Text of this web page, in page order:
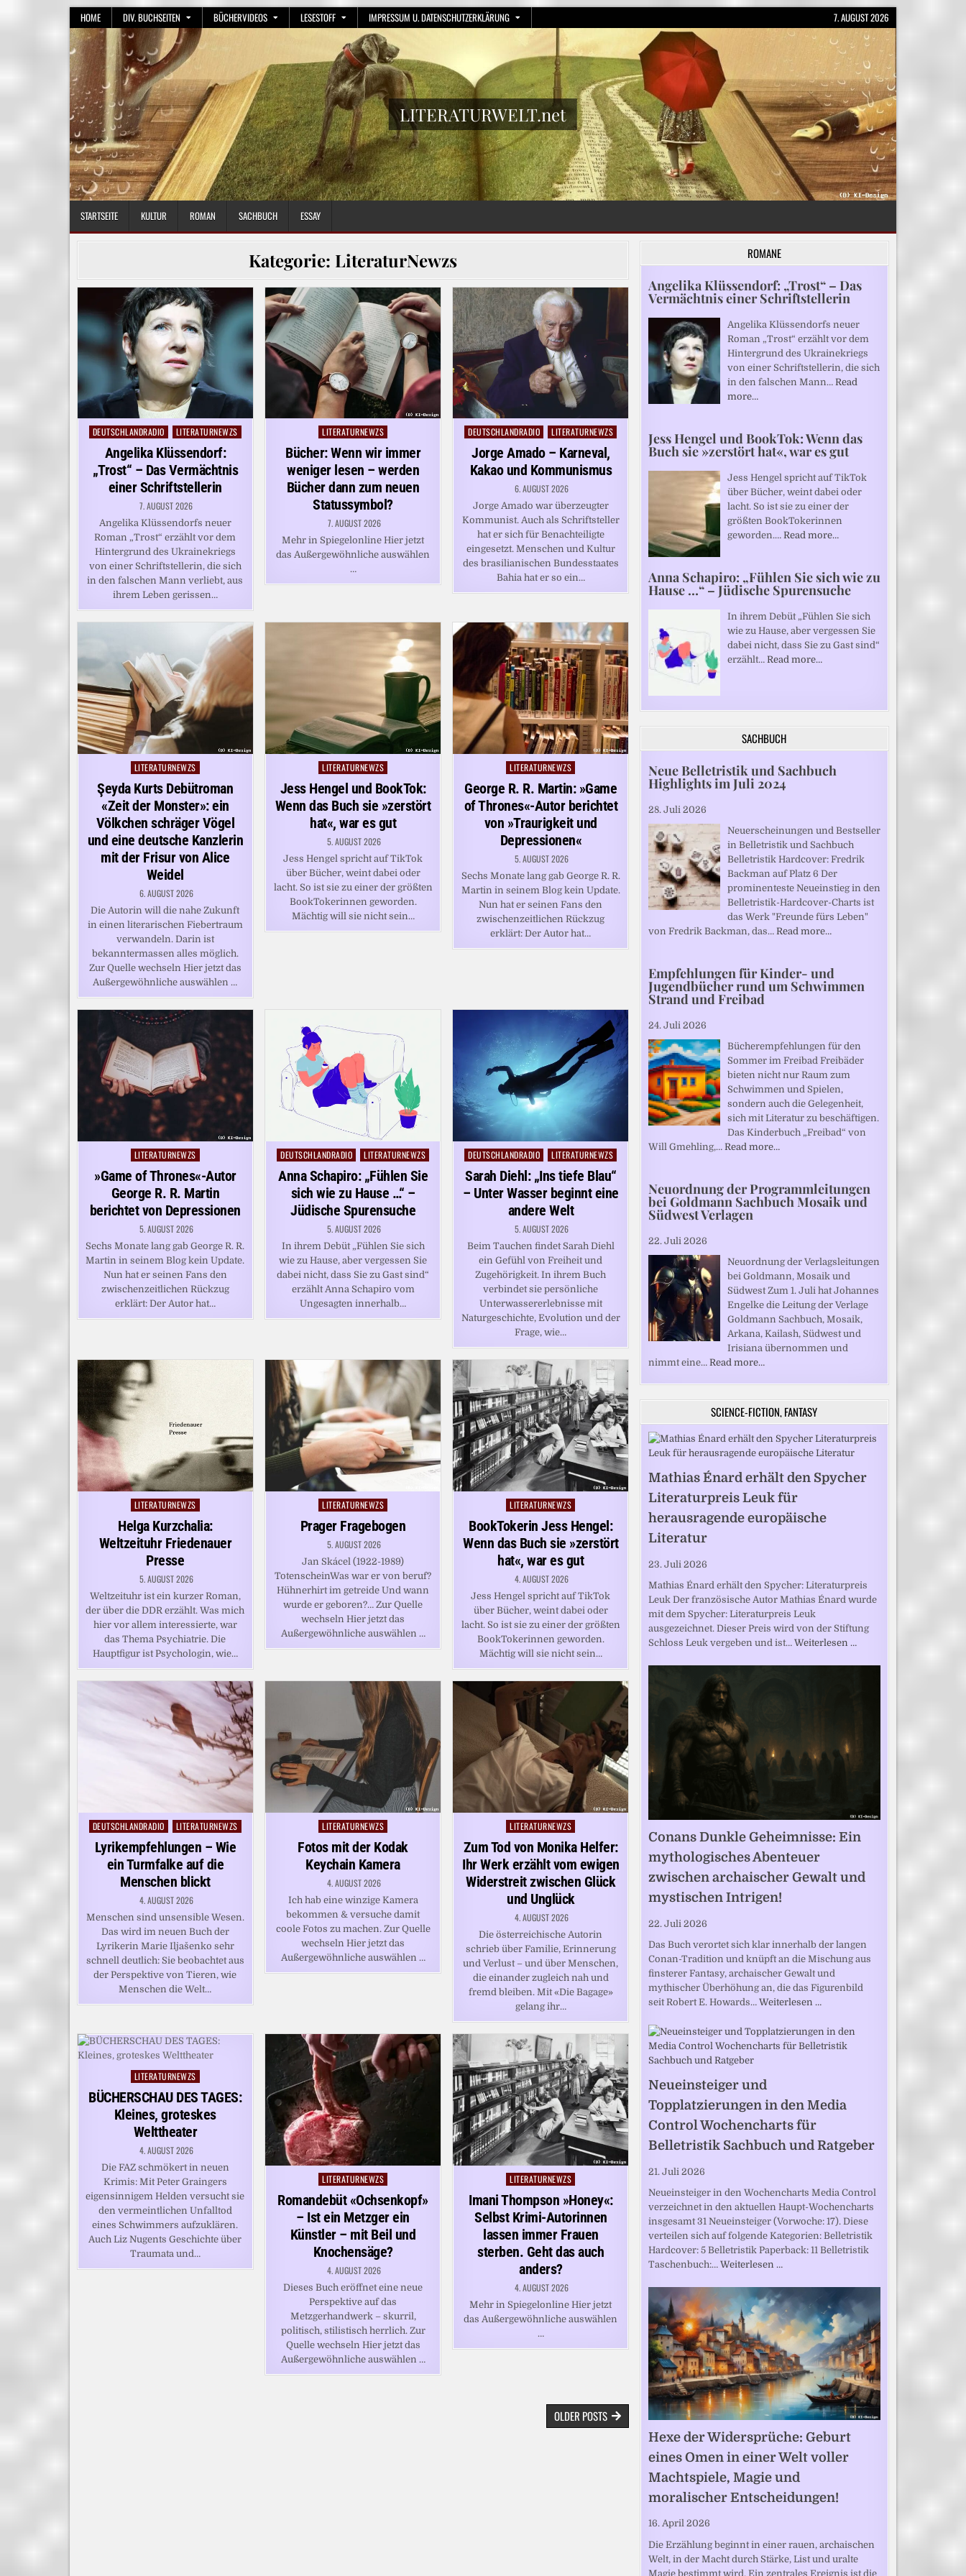
HOME DIV. BUCHSEITEN BÜCHERVIDEOS LESESTOFF IMPRESSUM U. DATENSCHUTZERKLÄRUNG 7. AUGUST 2026
LITERATURWELT.net
STARTSEITE KULTUR ROMAN SACHBUCH ESSAY
Kategorie: LiteraturNewzs
Posted
DEUTSCHLANDRADIO LITERATURNEWZS
Angelika Klüssendorf:
„Trost“ – Das Vermächtnis
einer Schriftstellerin
7. AUGUST 2026
Angelika Klüssendorfs neuer
Roman „Trost“ erzählt vor dem
Hintergrund des Ukrainekriegs
von einer Schriftstellerin, die sich
in den falschen Mann verliebt, aus
ihrem Leben gerissen…
Posted
LITERATURNEWZS
Bücher: Wenn wir immer
weniger lesen – werden
Bücher dann zum neuen
Statussymbol?
7. AUGUST 2026
Mehr in Spiegelonline Hier jetzt
das Außergewöhnliche auswählen
…
Posted
DEUTSCHLANDRADIO LITERATURNEWZS
Jorge Amado – Karneval,
Kakao und Kommunismus
6. AUGUST 2026
Jorge Amado war überzeugter
Kommunist. Auch als Schriftsteller
hat er sich für Benachteiligte
eingesetzt. Menschen und Kultur
des brasilianischen Bundesstaates
Bahia hat er so ein…
Posted
in
LITERATURNEWZS
Şeyda Kurts Debütroman
«Zeit der Monster»: ein
Völkchen schräger Vögel
und eine deutsche Kanzlerin
mit der Frisur von Alice
Weidel
6. AUGUST 2026
Die Autorin will die nahe Zukunft
in einen literarischen Fiebertraum
verwandeln. Darin ist
bekanntermassen alles möglich.
Zur Quelle wechseln Hier jetzt das
Außergewöhnliche auswählen …
Posted
LITERATURNEWZS
Jess Hengel und BookTok:
Wenn das Buch sie »zerstört
hat«, war es gut
5. AUGUST 2026
Jess Hengel spricht auf TikTok
über Bücher, weint dabei oder
lacht. So ist sie zu einer der größten
BookTokerinnen geworden.
Mächtig will sie nicht sein…
Posted
in
LITERATURNEWZS
George R. R. Martin: »Game
of Thrones«-Autor berichtet
von »Traurigkeit und
Depressionen«
5. AUGUST 2026
Sechs Monate lang gab George R. R.
Martin in seinem Blog kein Update.
Nun hat er seinen Fans den
zwischenzeitlichen Rückzug
erklärt: Der Autor hat…
Posted
LITERATURNEWZS
»Game of Thrones«-Autor
George R. R. Martin
berichtet von Depressionen
5. AUGUST 2026
Sechs Monate lang gab George R. R.
Martin in seinem Blog kein Update.
Nun hat er seinen Fans den
zwischenzeitlichen Rückzug
erklärt: Der Autor hat…
Posted
in
DEUTSCHLANDRADIO LITERATURNEWZS
Anna Schapiro: „Fühlen Sie
sich wie zu Hause …“ –
Jüdische Spurensuche
5. AUGUST 2026
In ihrem Debüt „Fühlen Sie sich
wie zu Hause, aber vergessen Sie
dabei nicht, dass Sie zu Gast sind“
erzählt Anna Schapiro vom
Ungesagten innerhalb…
Posted
in
DEUTSCHLANDRADIO LITERATURNEWZS
Sarah Diehl: „Ins tiefe Blau“
– Unter Wasser beginnt eine
andere Welt
5. AUGUST 2026
Beim Tauchen findet Sarah Diehl
ein Gefühl von Freiheit und
Zugehörigkeit. In ihrem Buch
verbindet sie persönliche
Unterwassererlebnisse mit
Naturgeschichte, Evolution und der
Frage, wie…
Posted
in
LITERATURNEWZS
Helga Kurzchalia:
Weltzeituhr Friedenauer
Presse
5. AUGUST 2026
Weltzeituhr ist ein kurzer Roman,
der über die DDR erzählt. Was mich
hier vor allem interessierte, war
das Thema Psychiatrie. Die
Hauptfigur ist Psychologin, wie…
Posted
LITERATURNEWZS
Prager Fragebogen
5. AUGUST 2026
Jan Skácel (1922-1989)
TotenscheinWas war er von beruf?
Hühnerhirt im getreide Und wann
wurde er geboren?… Zur Quelle
wechseln Hier jetzt das
Außergewöhnliche auswählen …
Posted
in
LITERATURNEWZS
BookTokerin Jess Hengel:
Wenn das Buch sie »zerstört
hat«, war es gut
4. AUGUST 2026
Jess Hengel spricht auf TikTok
über Bücher, weint dabei oder
lacht. So ist sie zu einer der größten
BookTokerinnen geworden.
Mächtig will sie nicht sein…
Posted
in
DEUTSCHLANDRADIO LITERATURNEWZS
Lyrikempfehlungen – Wie
ein Turmfalke auf die
Menschen blickt
4. AUGUST 2026
Menschen sind unsensible Wesen.
Das wird im neuen Buch der
Lyrikerin Marie Iljašenko sehr
schnell deutlich: Sie beobachtet aus
der Perspektive von Tieren, wie
Menschen die Welt…
Posted
LITERATURNEWZS
Fotos mit der Kodak
Keychain Kamera
4. AUGUST 2026
Ich hab eine winzige Kamera
bekommen & versuche damit
coole Fotos zu machen. Zur Quelle
wechseln Hier jetzt das
Außergewöhnliche auswählen …
Posted
in
LITERATURNEWZS
Zum Tod von Monika Helfer:
Ihr Werk erzählt vom ewigen
Widerstreit zwischen Glück
und Unglück
4. AUGUST 2026
Die österreichische Autorin
schrieb über Familie, Erinnerung
und Verlust – und über Menschen,
die einander zugleich nah und
fremd bleiben. Mit «Die Bagage»
gelang ihr…
Posted
in
LITERATURNEWZS
BÜCHERSCHAU DES TAGES:
Kleines, groteskes
Welttheater
4. AUGUST 2026
Die FAZ schmökert in neuen
Krimis: Mit Peter Graingers
eigensinnigem Helden versucht sie
den vermeintlichen Unfalltod
eines Schwimmers aufzuklären.
Auch Liz Nugents Geschichte über
Traumata und…
Posted
in
LITERATURNEWZS
Romandebüt «Ochsenkopf»
– Ist ein Metzger ein
Künstler – mit Beil und
Knochensäge?
4. AUGUST 2026
Dieses Buch eröffnet eine neue
Perspektive auf das
Metzgerhandwerk – skurril,
politisch, stilistisch herrlich. Zur
Quelle wechseln Hier jetzt das
Außergewöhnliche auswählen …
Posted
in
LITERATURNEWZS
Imani Thompson »Honey«:
Selbst Krimi-Autorinnen
lassen immer Frauen
sterben. Geht das auch
anders?
4. AUGUST 2026
Mehr in Spiegelonline Hier jetzt
das Außergewöhnliche auswählen
…
OLDER POSTS
ROMANE
Angelika Klüssendorf: „Trost“ – Das
Vermächtnis einer Schriftstellerin
Angelika Klüssendorfs neuer
Roman „Trost“ erzählt vor dem
Hintergrund des Ukrainekriegs
von einer Schriftstellerin, die sich
in den falschen Mann… Read
more…
Jess Hengel und BookTok: Wenn das
Buch sie »zerstört hat«, war es gut
Jess Hengel spricht auf TikTok
über Bücher, weint dabei oder
lacht. So ist sie zu einer der
größten BookTokerinnen
geworden.… Read more…
Anna Schapiro: „Fühlen Sie sich wie zu
Hause …“ – Jüdische Spurensuche
In ihrem Debüt „Fühlen Sie sich
wie zu Hause, aber vergessen Sie
dabei nicht, dass Sie zu Gast sind“
erzählt… Read more…
SACHBUCH
Neue Belletristik und Sachbuch
Highlights im Juli 2024
28. Juli 2026
Neuerscheinungen und Bestseller
in Belletristik und Sachbuch
Belletristik Hardcover: Fredrik
Backman auf Platz 6 Der
prominenteste Neueinstieg in den
Belletristik-Hardcover-Charts ist
das Werk "Freunde fürs Leben"
von Fredrik Backman, das… Read more…
Empfehlungen für Kinder- und
Jugendbücher rund um Schwimmen
Strand und Freibad
24. Juli 2026
Bücherempfehlungen für den
Sommer im Freibad Freibäder
bieten nicht nur Raum zum
Schwimmen und Spielen,
sondern auch die Gelegenheit,
sich mit Literatur zu beschäftigen.
Das Kinderbuch „Freibad“ von
Will Gmehling,… Read more…
Neuordnung der Programmleitungen
bei Goldmann Sachbuch Mosaik und
Südwest Verlagen
22. Juli 2026
Neuordnung der Verlagsleitungen
bei Goldmann, Mosaik und
Südwest Zum 1. Juli hat Johannes
Engelke die Leitung der Verlage
Goldmann Sachbuch, Mosaik,
Arkana, Kailash, Südwest und
Irisiana übernommen und
nimmt eine… Read more…
SCIENCE-FICTION, FANTASY
Mathias Énard erhält den Spycher
Literaturpreis Leuk für
herausragende europäische
Literatur
23. Juli 2026
Mathias Énard erhält den Spycher: Literaturpreis
Leuk Der französische Autor Mathias Énard wurde
mit dem Spycher: Literaturpreis Leuk
ausgezeichnet. Dieser Preis wird von der Stiftung
Schloss Leuk vergeben und ist… Weiterlesen …
Conans Dunkle Geheimnisse: Ein
mythologisches Abenteuer
zwischen archaischer Gewalt und
mystischen Intrigen!
22. Juli 2026
Das Buch verortet sich klar innerhalb der langen
Conan-Tradition und knüpft an die Mischung aus
finsterer Fantasy, archaischer Gewalt und
mythischer Überhöhung an, die das Figurenbild
seit Robert E. Howards… Weiterlesen …
Neueinsteiger und
Topplatzierungen in den Media
Control Wochencharts für
Belletristik Sachbuch und Ratgeber
21. Juli 2026
Neueinsteiger in den Wochencharts Media Control
verzeichnet in den aktuellen Haupt-Wochencharts
insgesamt 31 Neueinsteiger (Vorwoche: 17). Diese
verteilen sich auf folgende Kategorien: Belletristik
Hardcover: 5 Belletristik Paperback: 11 Belletristik
Taschenbuch:… Weiterlesen …
Hexe der Widersprüche: Geburt
eines Omen in einer Welt voller
Machtspiele, Magie und
moralischer Entscheidungen!
16. April 2026
Die Erzählung beginnt in einer rauen, archaischen
Welt, in der Macht durch Stärke, List und uralte
Magie bestimmt wird. Ein zentrales Ereignis ist die